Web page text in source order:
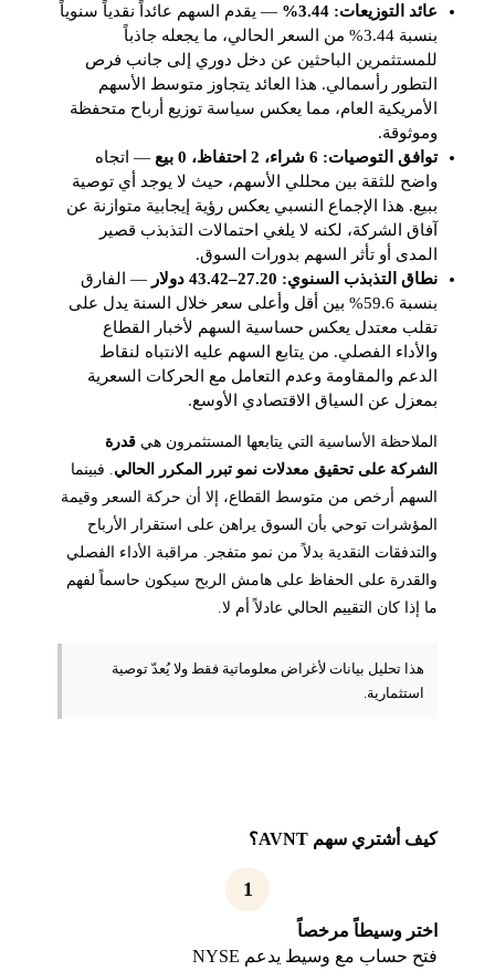
عائد التوزيعات: 3.44%
— يقدم السهم عائداً نقدياً سنوياً
بنسبة 3.44% من السعر الحالي، ما يجعله جاذباً
للمستثمرين الباحثين عن دخل دوري إلى جانب فرص
التطور رأسمالي. هذا العائد يتجاوز متوسط الأسهم
الأمريكية العام، مما يعكس سياسة توزيع أرباح متحفظة
وموثوقة.
توافق التوصيات: 6 شراء، 2 احتفاظ، 0 بيع
— اتجاه
واضح للثقة بين محللي الأسهم، حيث لا يوجد أي توصية
ببيع. هذا الإجماع النسبي يعكس رؤية إيجابية متوازنة عن
آفاق الشركة، لكنه لا يلغي احتمالات التذبذب قصير
المدى أو تأثر السهم بدورات السوق.
نطاق التذبذب السنوي: 27.20–43.42 دولار
— الفارق
بنسبة 59.6% بين أقل وأعلى سعر خلال السنة يدل على
تقلب معتدل يعكس حساسية السهم لأخبار القطاع
والأداء الفصلي. من يتابع السهم عليه الانتباه لنقاط
الدعم والمقاومة وعدم التعامل مع الحركات السعرية
بمعزل عن السياق الاقتصادي الأوسع.
الملاحظة الأساسية التي يتابعها المستثمرون هي قدرة
الشركة على تحقيق معدلات نمو تبرر المكرر الحالي. فبينما
السهم أرخص من متوسط القطاع، إلا أن حركة السعر وقيمة
المؤشرات توحي بأن السوق يراهن على استقرار الأرباح
والتدفقات النقدية بدلاً من نمو متفجر. مراقبة الأداء الفصلي
والقدرة على الحفاظ على هامش الربح سيكون حاسماً لفهم
ما إذا كان التقييم الحالي عادلاً أم لا.
هذا تحليل بيانات لأغراض معلوماتية فقط ولا يُعدّ توصية
استثمارية.
كيف أشتري سهم AVNT؟
1
اختر وسيطاً مرخصاً
فتح حساب مع وسيط يدعم NYSE